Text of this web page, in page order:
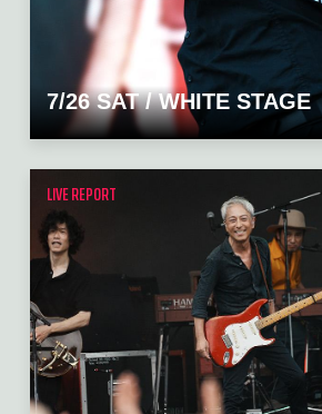
7/26 SAT / WHITE STAGE
LIVE REPORT